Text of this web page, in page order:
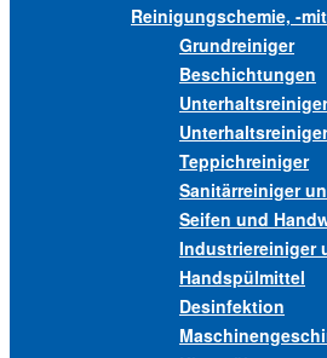
Reinigungschemie, -
Grundreiniger
Beschichtungen
Teppichreiniger
Sanitärreiniger
Seifen und
Industriereiniger
Handspülmittel
Desinfektion